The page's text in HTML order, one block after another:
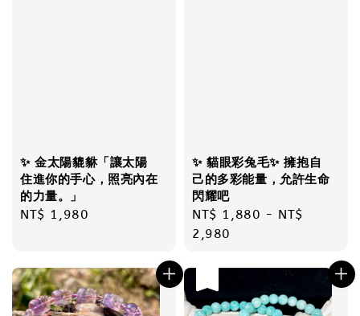
✨ 金太陽貔貅「讓太陽
住進你的手心，照亮內在
的力量。」
Regular
NT$ 1,980
✨ 貓眼彩兔毛✨ 擁抱自
己的多彩能量，允許生命
閃耀吧
Regular
price
NT$ 1,880 - NT$
2,980